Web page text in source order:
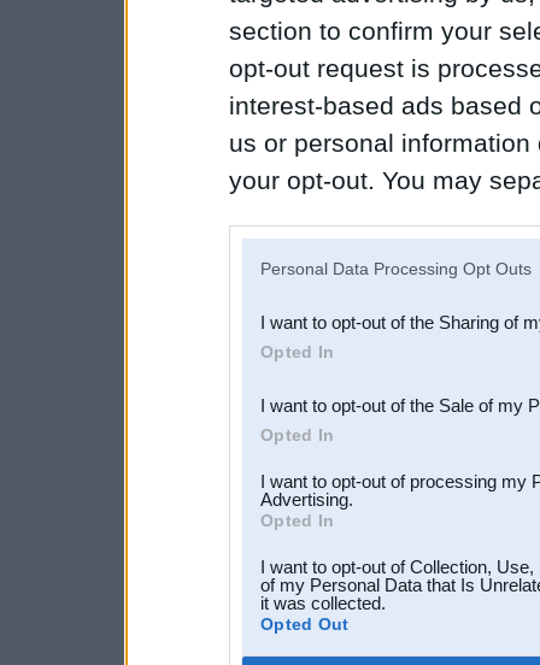
section to confirm your
opt-out request is
interest-based ads based
us or personal
your opt-out. You may
Downstream Participants
third parties.
Personal Data Processing Opt Outs
I want to opt-out of the Sharing of
Opted In
I want to opt-out of the Sale of my
Opted In
I want to opt-out of processing my
Advertising.
Opted In
I want to opt-out of Collection,
of my Personal Data that Is
it was collected.
Opted Out